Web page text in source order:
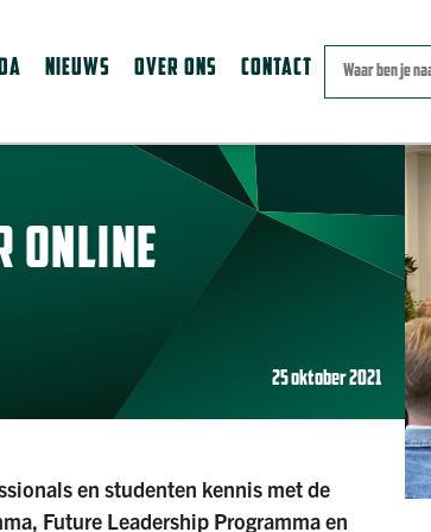
NIEUWS OVER ONS CONTACT
ONLINE
25 oktober 2021
en studenten kennis met de
Future Leadership Programma en